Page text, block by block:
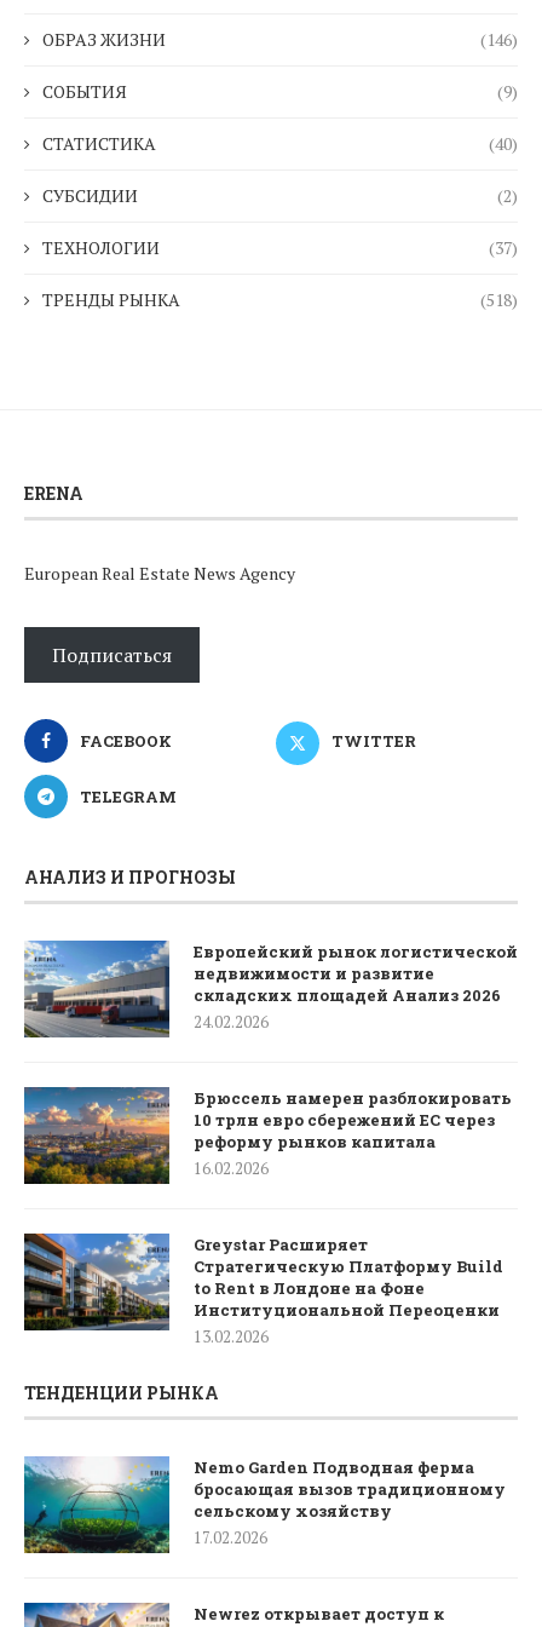
ОБРАЗ ЖИЗНИ (146)
СОБЫТИЯ (9)
СТАТИСТИКА (40)
СУБСИДИИ (2)
ТЕХНОЛОГИИ (37)
ТРЕНДЫ РЫНКА (518)
ERENA
European Real Estate News Agency
Подписаться
FACEBOOK TWITTER
TELEGRAM
АНАЛИЗ И ПРОГНОЗЫ
Европейский рынок логистической
недвижимости и развитие
складских площадей Анализ 2026
24.02.2026
Брюссель намерен разблокировать
10 трлн евро сбережений ЕС через
реформу рынков капитала
16.02.2026
Greystar Расширяет
Стратегическую Платформу Build
to Rent в Лондоне на Фоне
Институциональной Переоценки
13.02.2026
ТЕНДЕНЦИИ РЫНКА
Nemo Garden Подводная ферма
бросающая вызов традиционному
сельскому хозяйству
17.02.2026
Newrez открывает доступ к